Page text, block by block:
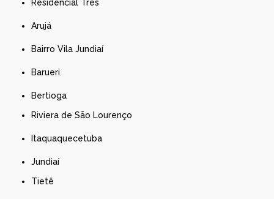
Residencial Três
Arujá
Bairro Vila Jundiaí
Barueri
Bertioga
Riviera de São Lourenço
Itaquaquecetuba
Jundiaí
Tietê